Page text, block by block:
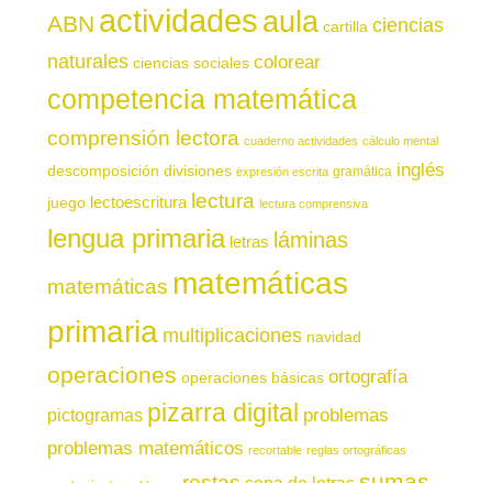
ABN actividadesaula cartilla ciencias
naturales ciencias sociales colorear
competencia matemática
comprensión lectora cuaderno actividades cálculo mental
descomposición divisiones expresión escrita gramática inglés
juego lectoescritura lectura lectura comprensiva
lengua primaria letras láminas
matemáticas matemáticas
primaria multiplicaciones navidad
operaciones operaciones básicas ortografía
pictogramas pizarra digital problemas
problemas matemáticos recortable reglas ortográficas